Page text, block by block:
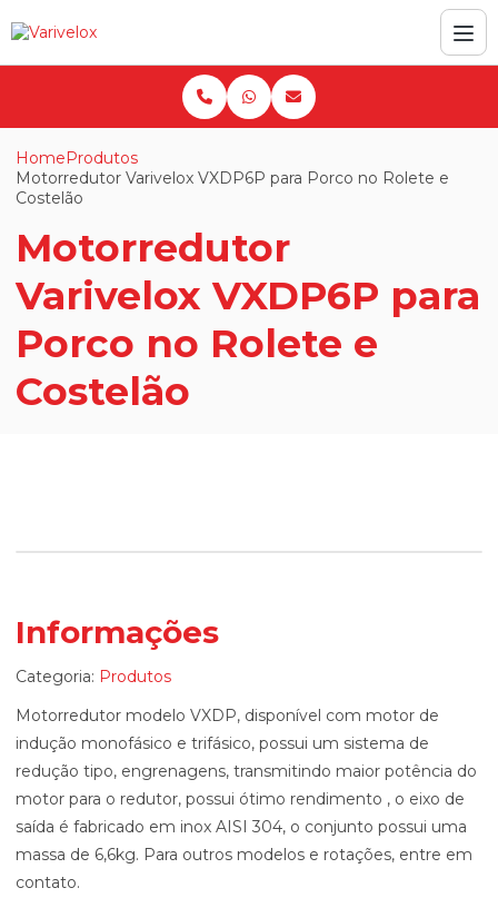
HomeProdutos
Motorredutor Varivelox VXDP6P para Porco no Rolete e
Costelão
Motorredutor
Varivelox VXDP6P para
Porco no Rolete e
Costelão
Informações
Categoria: Produtos
Motorredutor modelo VXDP, disponível com motor de
indução monofásico e trifásico, possui um sistema de
redução tipo, engrenagens, transmitindo maior potência do
motor para o redutor, possui ótimo rendimento , o eixo de
saída é fabricado em inox AISI 304, o conjunto possui uma
massa de 6,6kg. Para outros modelos e rotações, entre em
contato.